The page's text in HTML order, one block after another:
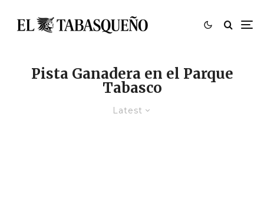
Pista Ganadera en el Parque
Tabasco
Latest